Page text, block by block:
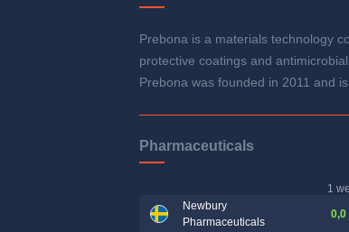
Prebona is a materials technology
protective coatings and
Prebona was founded in 2011 and
Pharmaceuticals
1
Newbury
Pharmaceuticals
0,0